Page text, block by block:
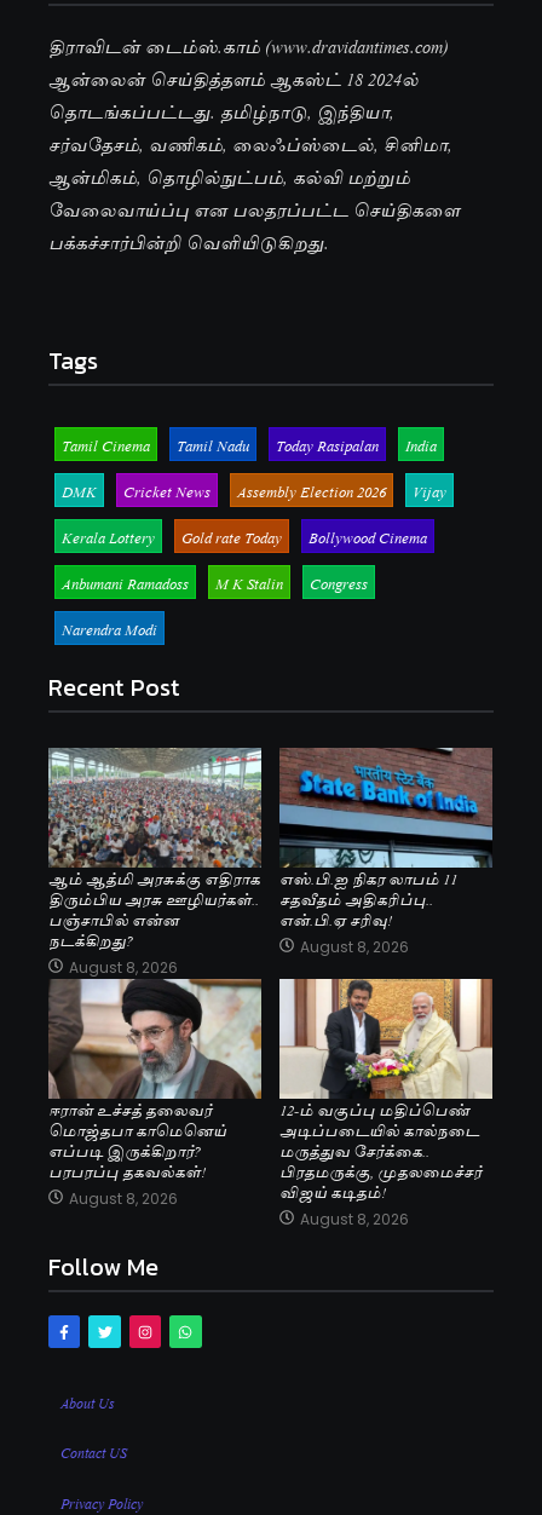
திராவிடன் டைம்ஸ்.காம் (www.dravidantimes.com)
ஆன்லைன் செய்தித்தளம் ஆகஸ்ட் 18 2024ல்
தொடங்கப்பட்டது. தமிழ்நாடு, இந்தியா,
சர்வதேசம், வணிகம், லைஃப்ஸ்டைல், சினிமா,
ஆன்மிகம், தொழில்நுட்பம், கல்வி மற்றும்
வேலைவாய்ப்பு என பலதரப்பட்ட செய்திகளை
பக்கச்சார்பின்றி வெளியிடுகிறது.
Tags
Tamil Cinema Tamil Nadu Today Rasipalan
India
DMK
Cricket News Assembly Election 2026
Vijay
Kerala Lottery
Gold rate Today
Bollywood Cinema
Anbumani Ramadoss
M K Stalin
Congress
Narendra Modi
Recent Post
ஆம் ஆத்மி அரசுக்கு எதிராக
திரும்பிய அரசு ஊழியர்கள்..
பஞ்சாபில் என்ன
நடக்கிறது?
August 8, 2026
எஸ்.பி.ஐ நிகர லாபம் 11
சதவீதம் அதிகரிப்பு..
என்.பி.ஏ சரிவு!
August 8, 2026
ஈரான் உச்சத் தலைவர்
மொஜ்தபா காமெனெய்
எப்படி இருக்கிறார்?
பரபரப்பு தகவல்கள்!
August 8, 2026
12-ம் வகுப்பு மதிப்பெண்
அடிப்படையில் கால்நடை
மருத்துவ சேர்க்கை..
பிரதமருக்கு, முதலமைச்சர்
விஜய் கடிதம்!
August 8, 2026
Follow Me
About Us
Contact US
Privacy Policy